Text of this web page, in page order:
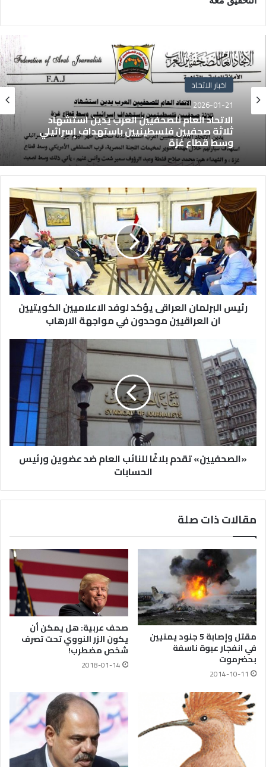
اخبار الاتحاد
2026-01-21
الاتحاد العام للصحفيين العرب يدين استشهاد
ثلاثة صحفيين فلسطينيين باستهداف إسرائيلي
وسط قطاع غزة
رئيس البرلمان العراقى يؤكد لوفد الاعلاميين الكويتيين
ان العراقيين موحدون في مواجهة الارهاب
«الصحفيين» تقدم بلاغًا للنائب العام ضد عضوين ورئيس
الحسابات
مقالات ذات صلة
مقتل وإصابة 5 جنود يمنيين
في انفجار عبوة ناسفة
بحضرموت
2014-10-11
صحف عربية: هل يمكن أن
يكون الزر النووي تحت تصرف
شخص مضطرب!
2018-01-14